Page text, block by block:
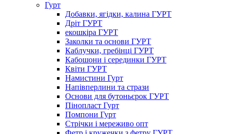
Гурт
Добавки, ягідки, калина ГУРТ
Дріт ГУРТ
екошкіра ГУРТ
Заколки та основи ГУРТ
Каблучки, гребінці ГУРТ
Кабошони і серединки ГУРТ
Квіти ГУРТ
Намистини Гурт
Напівперлини та стрази
Основи для бутоньєрок ГУРТ
Пінопласт Гурт
Помпони Гурт
Стрічки і мереживо опт